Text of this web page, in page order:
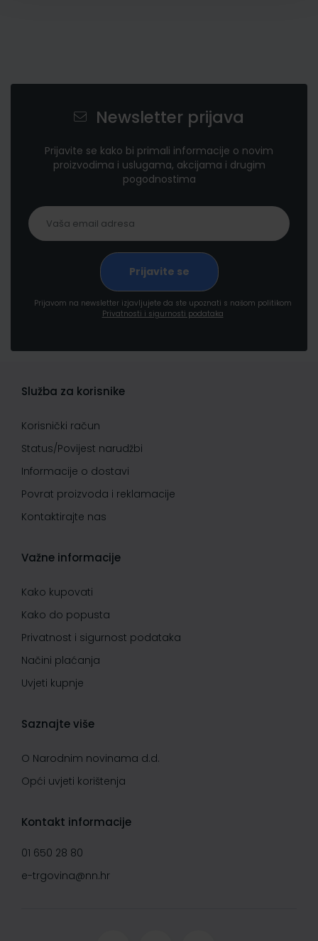
Newsletter prijava
Prijavite se kako bi primali informacije o novim
proizvodima i uslugama, akcijama i drugim
pogodnostima
Prijavom na newsletter izjavljujete da ste upoznati s našom politikom
Privatnosti i sigurnosti podataka
Služba za korisnike
Korisnički račun
Status/Povijest narudžbi
Informacije o dostavi
Povrat proizvoda i reklamacije
Kontaktirajte nas
Važne informacije
Kako kupovati
Kako do popusta
Privatnost i sigurnost podataka
Načini plaćanja
Uvjeti kupnje
Saznajte više
O Narodnim novinama d.d.
Opći uvjeti korištenja
Kontakt informacije
01 650 28 80
e-trgovina@nn.hr